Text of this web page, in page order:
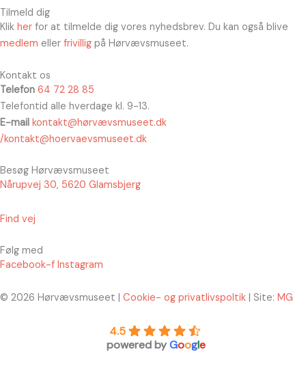
Tilmeld dig
Klik her for at tilmelde dig vores nyhedsbrev. Du kan også blive
medlem eller frivillig på Hørvævsmuseet.
Kontakt os
Telefon 64 72 28 85
Telefontid alle hverdage kl. 9-13.
E-mail kontakt@hørvævsmuseet.dk
/kontakt@hoervaevsmuseet.dk
Besøg Hørvævsmuseet
Nårupvej 30, 5620 Glamsbjerg
Find vej
Følg med
Facebook-f Instagram
© 2026 Hørvævsmuseet | Cookie- og privatlivspoltik | Site: MG
4.5
powered byGoogle